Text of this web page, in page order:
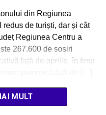
din Regiunea
de turiști, dar și cât
Regiunea Centru a
267.600 de sosiri
față de aprilie, în timp
MULT